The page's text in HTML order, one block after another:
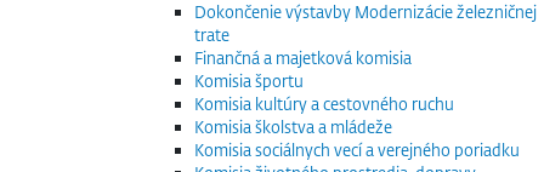
Dokončenie výstavby Modernizácie železničnej
trate
Finančná a majetková komisia
Komisia športu
Komisia kultúry a cestovného ruchu
Komisia školstva a mládeže
Komisia sociálnych vecí a verejného poriadku